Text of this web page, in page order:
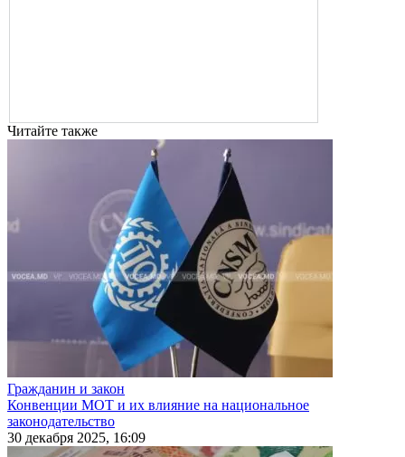
Читайте также
Гражданин и закон
Конвенции МОТ и их влияние на национальное
законодательство
30 декабря 2025, 16:09